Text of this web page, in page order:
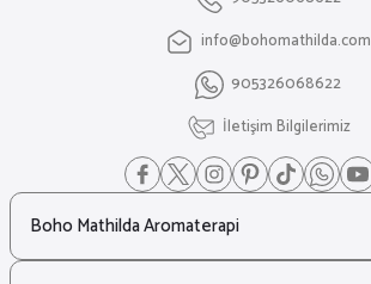
info@bohomathilda.com
905326068622
İletişim Bilgilerimiz
Boho Mathilda Aromaterapi